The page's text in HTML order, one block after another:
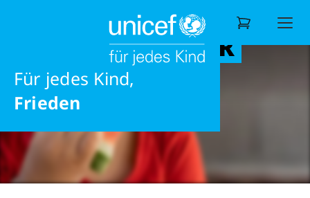
Für jedes Kind,
Möglichkeiten
Ausbildung
Liebe
Frieden
Wonach suchen Sie?
Ziele & AufgabenErnährung
GESUNDE
ERNÄHRUNG FÜR
JEDES KIND